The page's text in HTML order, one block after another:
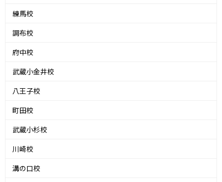
練馬校
調布校
府中校
武蔵小金井校
八王子校
町田校
武蔵小杉校
川崎校
溝の口校